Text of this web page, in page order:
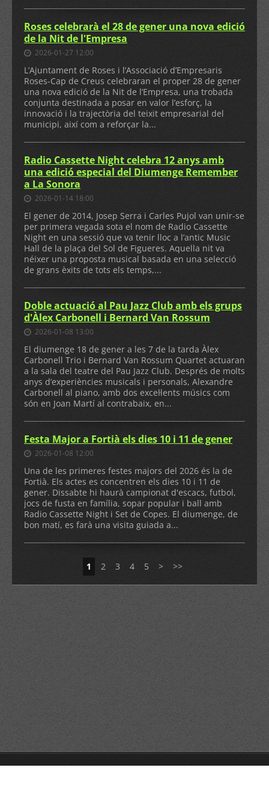
Roses celebrarà el 28 de gener una nova edició
de la Nit de l'Empresa
2026-01-27 12:00
L’Ajuntament de Roses i l’Associació d’Empresaris
Roses-Cap de Creus celebraran el proper 28 de gener
una nova edició de la Nit de l’Empresa, una trobada
conjunta destinada a posar en valor l’esforç, la
innovació i la trajectòria del teixit empresarial del
municipi, així com a reforçar la...
Radio Cassette Night celebra 12 anys amb
una edició especial del Diumenge Remember
a La Sonora
2026-01-14 18:00
El gener de 2014, Josep Serra i Carles Pujol van unir-se
per primera vegada sota el nom de Radio Cassette
Night en una sessió que va tenir lloc a l’antic Music
Hall de la plaça del Sol de Figueres. Aquella nit va
néixer una proposta musical basada en una selecció
de grans èxits de tots els temps,...
Doble actuació al Pau Jazz Club amb els grups
d'Àlex Carbonell i Bernard Van Rossum
2026-01-08 13:00
El diumenge 18 de gener a les 7 de la tarda Àlex
Carbonell Trio i Bernard Van Rossum Quartet actuaran
a la sala del teatre del Pau Jazz Club. Després de molts
anys d’experiències musicals i personals, Alexandre
Carbonell al piano, amb dos excel·lents músics com
són en Joan Martí al contrabaix, en...
Festa Major a Fortià els dies 10 i 11 de gener
2026-01-08 12:00
Una de les primeres festes majors del 2026 és la de
Fortià. Els actes es concentren els dies 10 i 11 de
gener. Dissabte hi haurà campionat d'escacs, futbol,
jocs de fusta en família, sopar popular i ball amb
Radio Cassette Night i Set de Copes. El diumenge, de
bon matí, es farà una visita guiada a...
1 2 3 4 5 > >>